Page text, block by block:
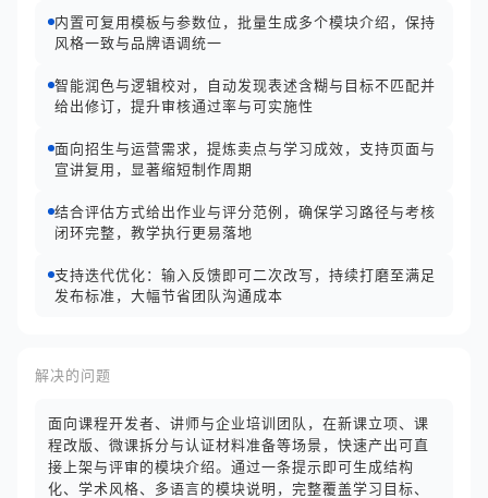
内置可复用模板与参数位，批量生成多个模块介绍，保持
风格一致与品牌语调统一
智能润色与逻辑校对，自动发现表述含糊与目标不匹配并
给出修订，提升审核通过率与可实施性
面向招生与运营需求，提炼卖点与学习成效，支持页面与
宣讲复用，显著缩短制作周期
结合评估方式给出作业与评分范例，确保学习路径与考核
闭环完整，教学执行更易落地
支持迭代优化：输入反馈即可二次改写，持续打磨至满足
发布标准，大幅节省团队沟通成本
解决的问题
面向课程开发者、讲师与企业培训团队，在新课立项、课
程改版、微课拆分与认证材料准备等场景，快速产出可直
接上架与评审的模块介绍。通过一条提示即可生成结构
化、学术风格、多语言的模块说明，完整覆盖学习目标、